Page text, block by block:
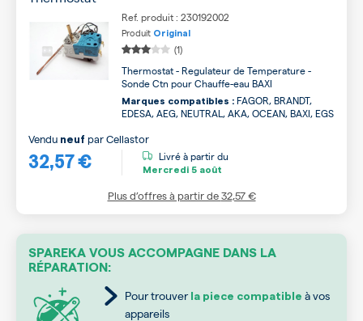
Ref. produit : 230192002
Produit Original
(1)
Thermostat - Regulateur de Temperature -
Sonde Ctn pour Chauffe-eau BAXI
Marques compatibles : FAGOR, BRANDT,
EDESA, AEG, NEUTRAL, AKA, OCEAN, BAXI, EGS
32,57 €
Vendu neuf parCellastor
Livré à partir du
Mercredi 5 août
Plus d’offres à partir de32,57 €
SPAREKA VOUS ACCOMPAGNE DANS LA
RÉPARATION:
Pour trouver la piece compatible à vos
appareils